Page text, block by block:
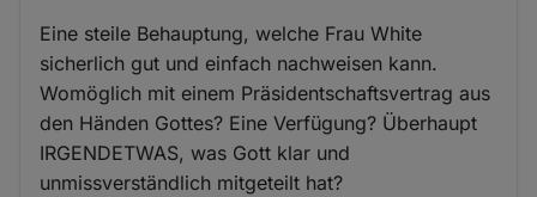
Eine steile Behauptung, welche Frau White
sicherlich gut und einfach nachweisen kann.
Womöglich mit einem Präsidentschaftsvertrag aus
den Händen Gottes? Eine Verfügung? Überhaupt
IRGENDETWAS, was Gott klar und
unmissverständlich mitgeteilt hat?